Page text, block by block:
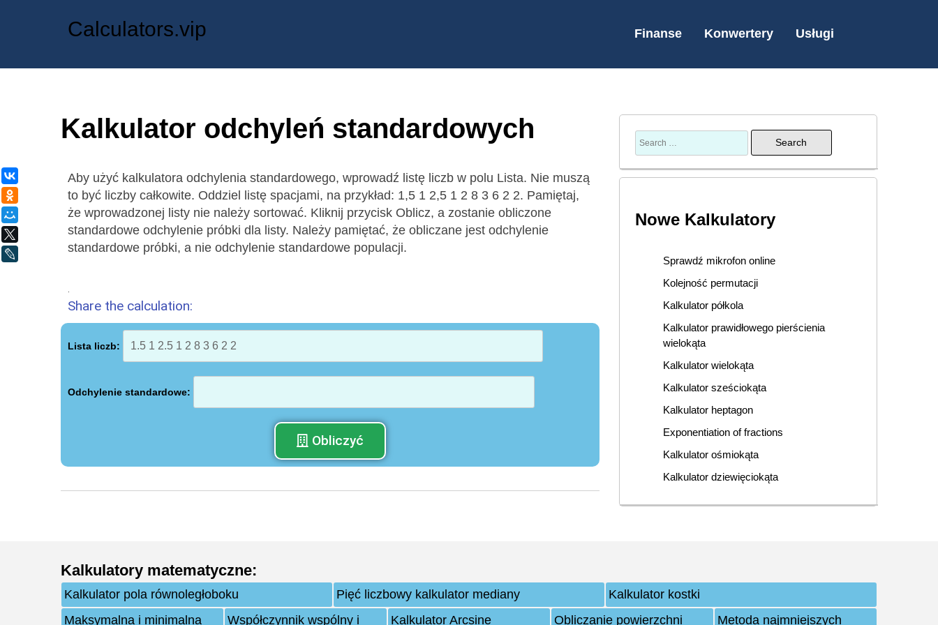
Calculators.vip Finanse Konwertery Usługi
Kalkulator odchyleń standardowych
Aby użyć kalkulatora odchylenia standardowego, wprowadź listę liczb w polu Lista. Nie muszą
to być liczby całkowite. Oddziel listę spacjami, na przykład: 1,5 1 2,5 1 2 8 3 6 2 2. Pamiętaj,
że wprowadzonej listy nie należy sortować. Kliknij przycisk Oblicz, a zostanie obliczone
standardowe odchylenie próbki dla listy. Należy pamiętać, że obliczane jest odchylenie
standardowe próbki, a nie odchylenie standardowe populacji.
Share the calculation:
Lista liczb:
Odchylenie standardowe:
Obliczyć
Nowe Kalkulatory
Sprawdź mikrofon online
Kolejność permutacji
Kalkulator półkola
Kalkulator prawidłowego pierścienia
wielokąta
Kalkulator wielokąta
Kalkulator sześciokąta
Kalkulator heptagon
Exponentiation of fractions
Kalkulator ośmiokąta
Kalkulator dziewięciokąta
Kalkulatory matematyczne:
Kalkulator pola równoległoboku Pięć liczbowy kalkulator mediany
Kalkulator kostki
Maksymalna i minimalna
Współczynnik wspólny i Kalkulator Arcsine Obliczanie powierzchni Metoda najmniejszych
Одноклассники
LiveJournal